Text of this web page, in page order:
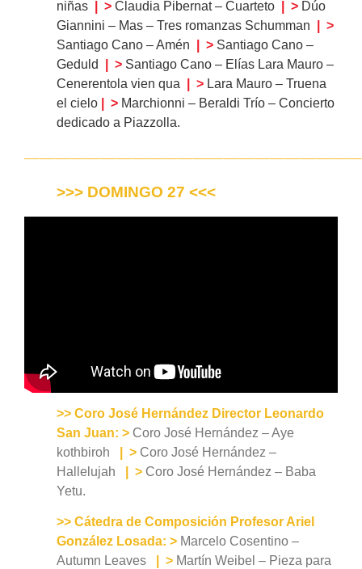
niñas > Claudia Pibernat – Cuarteto | > Dúo
Giannini – Mas – Tres romanzas Schumman
>
Santiago Cano – Amén
> Santiago Cano –
Geduld
| > Santiago Cano – Elías Lara Mauro –
Cenerentola vien qua
| > Lara Mauro – Truena
el cielo
| > Marchionni – Beraldi Trío – Concierto
dedicado a Piazzolla.
>>> DOMINGO 27 <<<
>> Coro José Hernández Director Leonardo
San Juan: > Coro José Hernández – Aye
kothbiroh
> Coro José Hernández –
Hallelujah
> Coro José Hernández – Baba
Yetu.
>> Cátedra de Composición Profesor Ariel
González Losada: > Marcelo Cosentino –
Autumn Leaves
> Martín Weibel – Pieza para